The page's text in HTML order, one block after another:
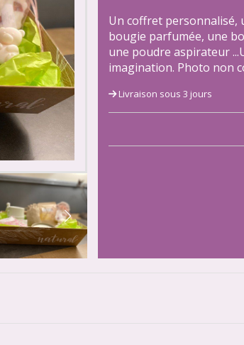
Un coffret personnalisé,
bougie parfumée, une
une poudre aspirateur
imagination. Photo non
Livraison sous 3 jours